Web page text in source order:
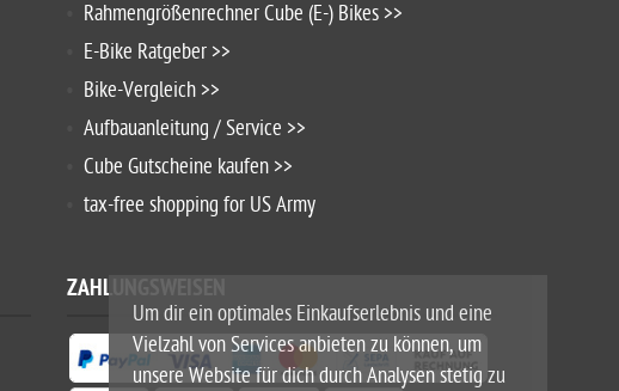
Rahmengrößenrechner Cube (E-) Bikes >>
E-Bike Ratgeber >>
Bike-Vergleich >>
Aufbauanleitung / Service >>
Cube Gutscheine kaufen >>
tax-free shopping for US Army
ZAHLUNGSWEISEN
Um dir ein optimales Einkaufserlebnis und eine
Vielzahl von Services anbieten zu können, um
unsere Website für dich durch Analysen stetig zu